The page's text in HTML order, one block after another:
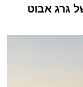
גרג אבוט